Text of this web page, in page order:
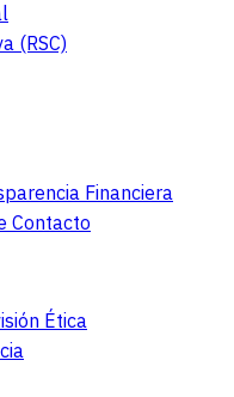
(RSC)
Financiera
Contacto
Ética